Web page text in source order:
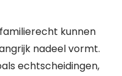
kunnen
nadeel vormt.
echtscheidingen,